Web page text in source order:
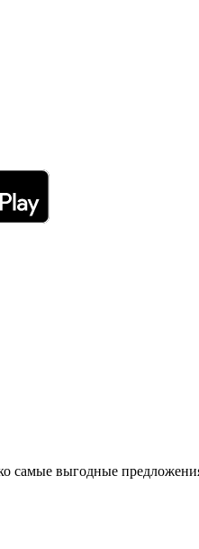
самые выгодные